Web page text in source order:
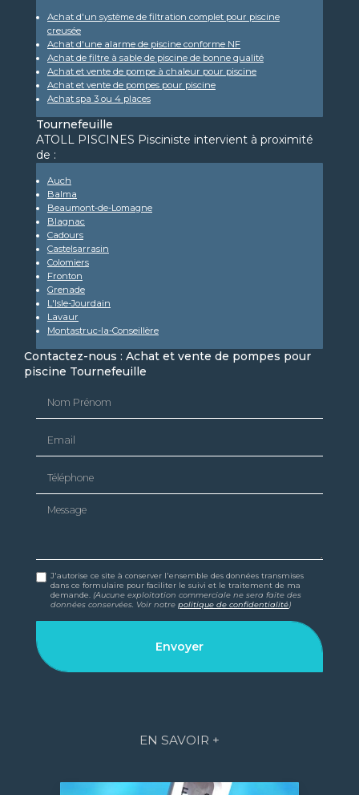
Achat d'un système de filtration complet pour piscine
creusée
Achat d'une alarme de piscine conforme NF
Achat de filtre à sable de piscine de bonne qualité
Achat et vente de pompe à chaleur pour piscine
Achat et vente de pompes pour piscine
Achat spa 3 ou 4 places
Tournefeuille
ATOLL PISCINES Pisciniste intervient à proximité
de :
Auch
Balma
Beaumont-de-Lomagne
Blagnac
Cadours
Castelsarrasin
Colomiers
Fronton
Grenade
L'Isle-Jourdain
Lavaur
Montastruc-la-Conseillère
Contactez-nous : Achat et vente de pompes pour
piscine Tournefeuille
Message
J'autorise ce site à conserver l'ensemble des données transmises
dans ce formulaire pour faciliter le suivi et le traitement de ma
demande. (Aucune exploitation commerciale ne sera faite des
données conservées. Voir notrepolitique de confidentialité)
EN SAVOIR +